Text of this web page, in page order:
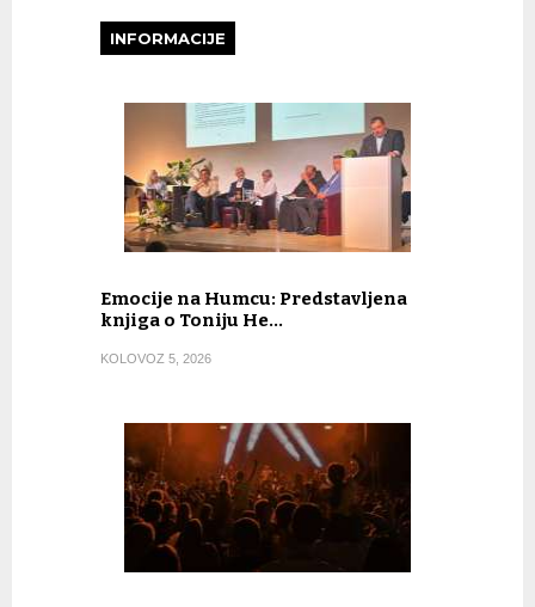
INFORMACIJE
Emocije na Humcu: Predstavljena
knjiga o Toniju He…
KOLOVOZ 5, 2026